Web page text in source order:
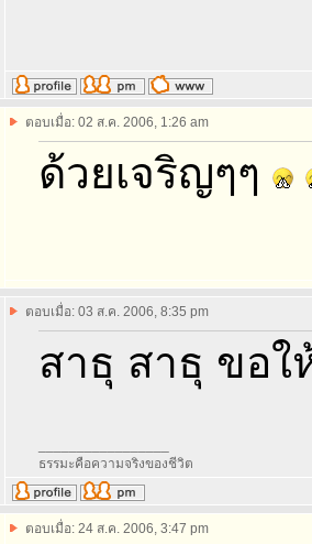
ตอบเมื่อ: 02 ส.ค. 2006, 1:26 am
ด้วยเจริญๆๆ
ตอบเมื่อ: 03 ส.ค. 2006, 8:35 pm
สาธุ สาธุ ขอ
ธรรมะคือความจริงของชีวิต
ตอบเมื่อ: 24 ส.ค. 2006, 3:47 pm